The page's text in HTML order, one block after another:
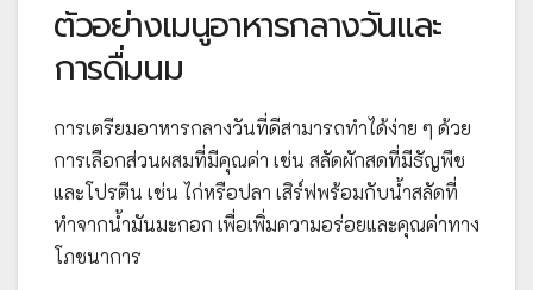
ตัวอย่างเมนูอาหารกลางวันและ
การดื่มนม
การเตรียมอาหารกลางวันที่ดีสามารถทำได้ง่าย ๆ ด้วย
การเลือกส่วนผสมที่มีคุณค่า เช่น สลัดผักสดที่มีธัญพืช
และโปรตีน เช่น ไก่หรือปลา เสิร์ฟพร้อมกับน้ำสลัดที่
ทำจากน้ำมันมะกอก เพื่อเพิ่มความอร่อยและคุณค่าทาง
โภชนาการ